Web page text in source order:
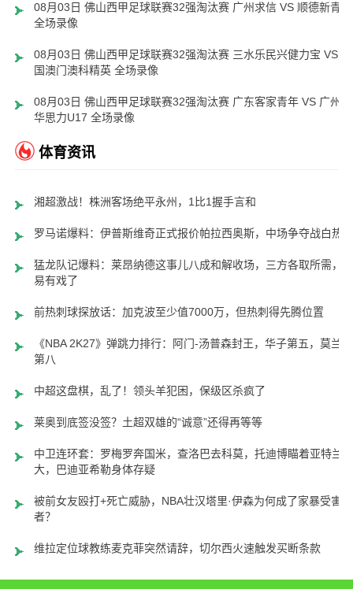
08月03日 佛山西甲足球联赛32强淘汰赛 广州求信 VS 顺德新青年
全场录像
08月03日 佛山西甲足球联赛32强淘汰赛 三水乐民兴健力宝 VS 中
国澳门澳科精英 全场录像
08月03日 佛山西甲足球联赛32强淘汰赛 广东客家青年 VS 广州英
华思力U17 全场录像
体育资讯
湘超激战！株洲客场绝平永州，1比1握手言和
罗马诺爆料：伊普斯维奇正式报价帕拉西奥斯，中场争夺战白热化
猛龙队记爆料：莱昂纳德这事儿八成和解收场，三方各取所需，交
易有戏了
前热刺球探放话：加克波至少值7000万，但热刺得先腾位置
《NBA 2K27》弹跳力排行：阿门-汤普森封王，华子第五，莫兰特
第八
中超这盘棋，乱了！领头羊犯困，保级区杀疯了
莱奥到底签没签？土超双雄的“诚意”还得再等等
中卫连环套：罗梅罗奔国米，查洛巴去科莫，托迪博瞄着亚特兰
大，巴迪亚希勒身体存疑
被前女友殴打+死亡威胁，NBA壮汉塔里·伊森为何成了家暴受害
者？
维拉定位球教练麦克菲突然请辞，切尔西火速触发买断条款